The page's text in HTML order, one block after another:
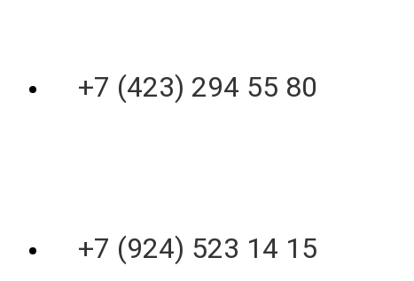
+7 (423) 294 55 80
+7 (924) 523 14 15